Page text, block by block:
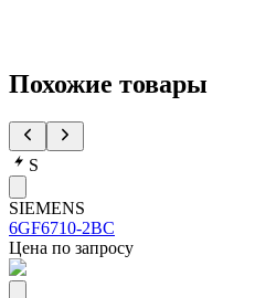
Похожие товары
S
SIEMENS
6GF6710-2BC
Цена по запросу